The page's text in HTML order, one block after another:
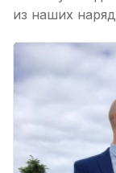
пр.
ул.
пр.
пр.
из наших